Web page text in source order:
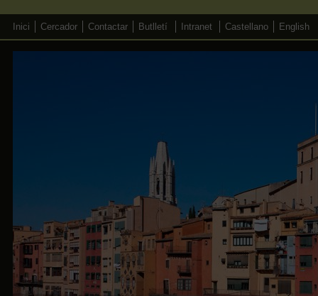
Inici Cercador Contactar Butlletí Intranet Castellano English